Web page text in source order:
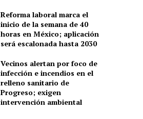
Reforma laboral marca el
inicio de la semana de 40
horas en México; aplicación
será escalonada hasta 2030
Vecinos alertan por foco de
infección e incendios en el
relleno sanitario de
Progreso; exigen
intervención ambiental